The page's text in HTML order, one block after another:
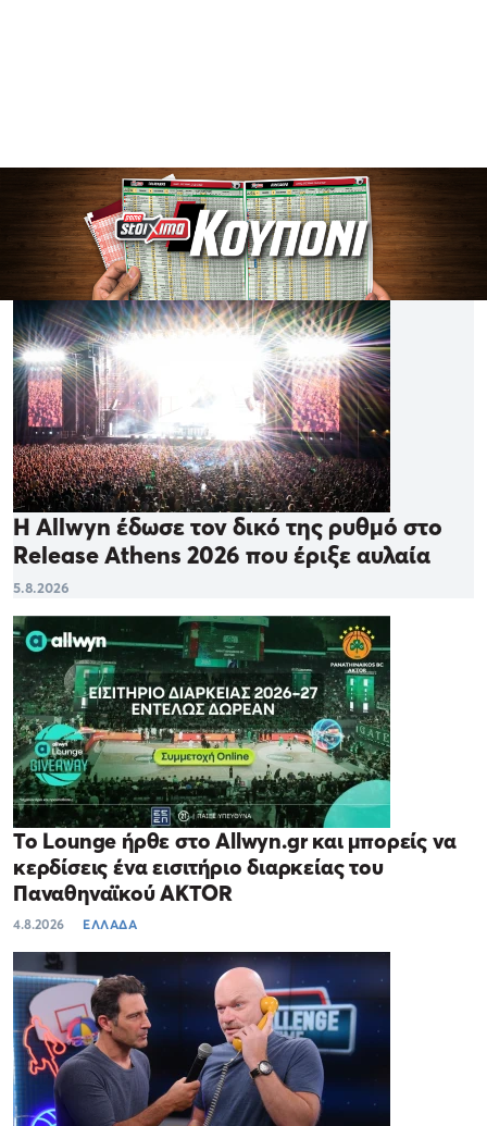
Η Allwyn έδωσε τον δικό της ρυθμό στο
Release Athens 2026 που έριξε αυλαία
5.8.2026
Το Lounge ήρθε στο Allwyn.gr και μπορείς να
κερδίσεις ένα εισιτήριο διαρκείας του
Παναθηναϊκού AKTOR
4.8.2026 ΕΛΛΑΔΑ